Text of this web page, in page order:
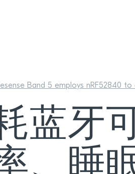
Band 5 employs nRF52840
蓝牙
、睡